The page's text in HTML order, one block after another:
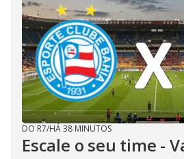
DO R7/HÁ 38 MINUTOS
Escale o seu time -